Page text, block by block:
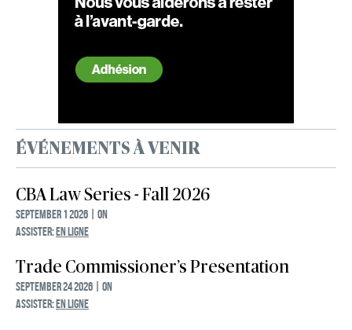
ÉVÉNEMENTS À VENIR
CBA Law Series - Fall 2026
September 1 2026 | ON
ASSISTER:EN LIGNE
Trade Commissioner’s Presentation
September 24 2026 | ON
ASSISTER:EN LIGNE